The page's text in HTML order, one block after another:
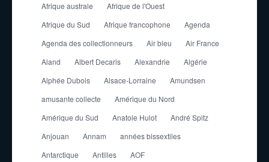
Afrique australe
Afrique de l'Ouest
Afrique du Sud
Afrique francophone
Agenda
Agenda des collectionneurs
Air bleu
Air France
Aland
Albert Decaris Alexandrie
Algérie
Alphée Dubois
Alsace-Lorraine
Amundsen
amusante collecte
Amérique du Nord
Amérique du Sud
Anatole Hulot
André Spitz
Anjouan
Annam
années bissextiles
Antarctique
Antilles
AOF